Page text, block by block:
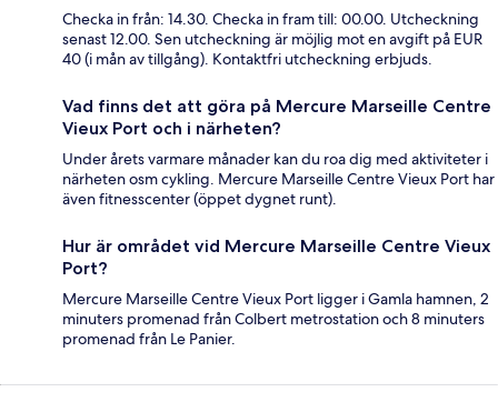
Checka in från: 14.30. Checka in fram till: 00.00. Utcheckning
senast 12.00. Sen utcheckning är möjlig mot en avgift på EUR
40 (i mån av tillgång). Kontaktfri utcheckning erbjuds.
Vad finns det att göra på Mercure Marseille Centre
Vieux Port och i närheten?
Under årets varmare månader kan du roa dig med aktiviteter i
närheten osm cykling. Mercure Marseille Centre Vieux Port har
även fitnesscenter (öppet dygnet runt).
Hur är området vid Mercure Marseille Centre Vieux
Port?
Mercure Marseille Centre Vieux Port ligger i Gamla hamnen, 2
minuters promenad från Colbert metrostation och 8 minuters
promenad från Le Panier.